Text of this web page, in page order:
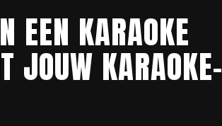
EEN KARAOKE
JOUW KARAOKE-